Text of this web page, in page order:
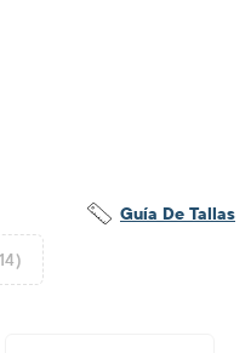
Guía De Tallas